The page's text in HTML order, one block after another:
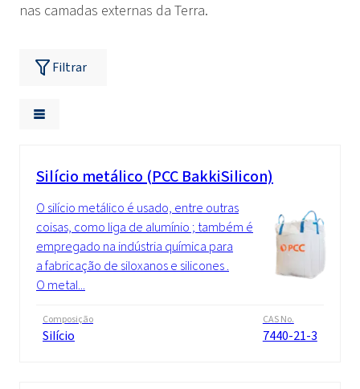
nas camadas externas da Terra.
Filtrar
Silício metálico (PCC BakkiSilicon)
O silício metálico é usado, entre outras
coisas, como liga de alumínio ; também é
empregado na indústria química para
a fabricação de siloxanos e silicones .
O metal...
Composição
Silício
CAS No.
7440-21-3